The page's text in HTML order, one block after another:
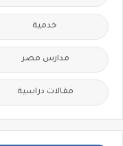
خدمية
مدارس مصر
مقالات دراسية